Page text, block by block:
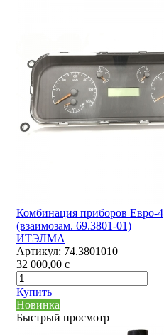
Комбинация приборов Евро-4
(взаимозам. 69.3801-01)
ИТЭЛМА
Артикул: 74.3801010
32 000,00 c
Купить
Новинка
Быстрый просмотр